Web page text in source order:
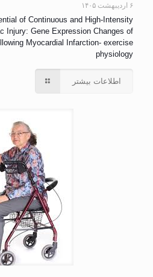
۶ اردیبهشت ۱۴۰۵
of Continuous and High-Intensity
Injury: Gene Expression Changes of
Myocardial Infarction- exercise
physiology
اطلاعات بیشتر